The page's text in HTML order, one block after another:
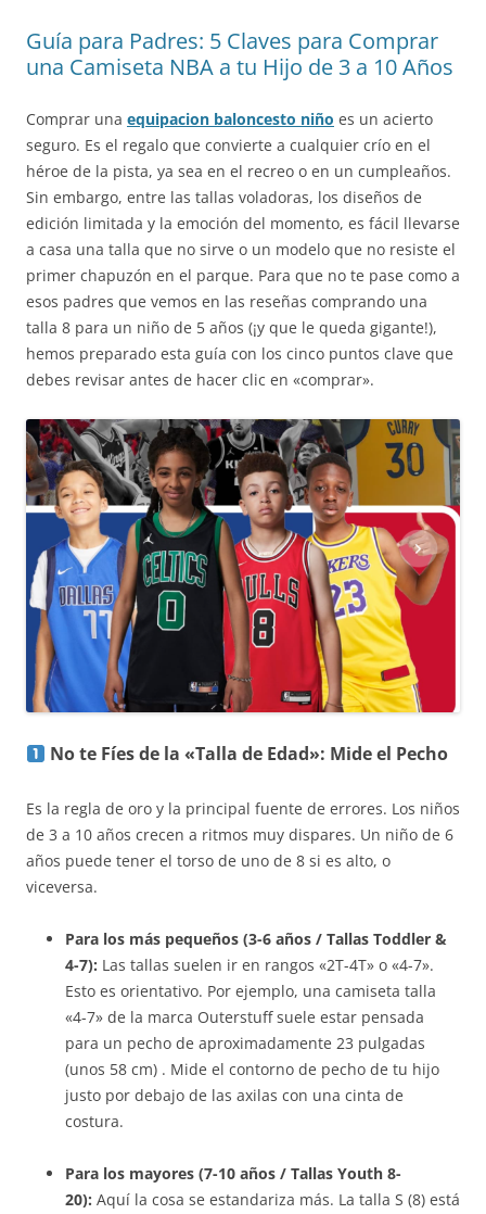
Guía para Padres: 5 Claves para Comprar
una Camiseta NBA a tu Hijo de 3 a 10 Años
Comprar una equipacion baloncesto niño es un acierto
seguro. Es el regalo que convierte a cualquier crío en el
héroe de la pista, ya sea en el recreo o en un cumpleaños.
Sin embargo, entre las tallas voladoras, los diseños de
edición limitada y la emoción del momento, es fácil llevarse
a casa una talla que no sirve o un modelo que no resiste el
primer chapuzón en el parque. Para que no te pase como a
esos padres que vemos en las reseñas comprando una
talla 8 para un niño de 5 años (¡y que le queda gigante!),
hemos preparado esta guía con los cinco puntos clave que
debes revisar antes de hacer clic en «comprar».
No te Fíes de la «Talla de Edad»: Mide el Pecho
Es la regla de oro y la principal fuente de errores. Los niños
de 3 a 10 años crecen a ritmos muy dispares. Un niño de 6
años puede tener el torso de uno de 8 si es alto, o
viceversa.
Para los más pequeños (3-6 años / Tallas Toddler &
4-7): Las tallas suelen ir en rangos «2T-4T» o «4-7».
Esto es orientativo. Por ejemplo, una camiseta talla
«4-7» de la marca Outerstuff suele estar pensada
para un pecho de aproximadamente 23 pulgadas
(unos 58 cm) . Mide el contorno de pecho de tu hijo
justo por debajo de las axilas con una cinta de
costura.
Para los mayores (7-10 años / Tallas Youth 8-
20): Aquí la cosa se estandariza más. La talla S (8) está